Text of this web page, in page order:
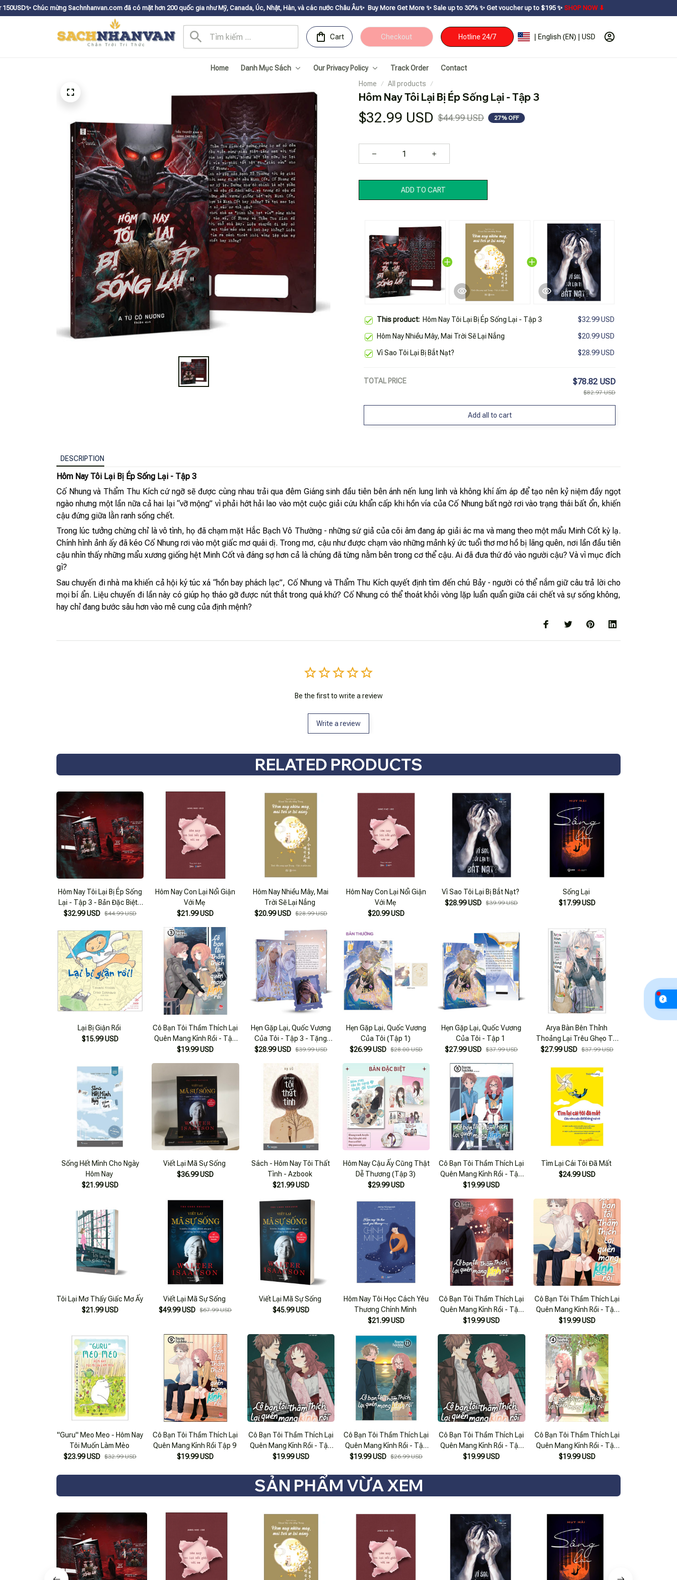
Sachnhanvan.com đã có mặt hơn 200 quốc gia như Mỹ, Canada, Úc, Nhật, Hàn, và các nước Châu Âu✨ Buy More Get Moreㅤ ✨ㅤ Sale up to 30% ㅤ✨ㅤ Get voucher up to $195ㅤ ✨ㅤSHOP NOW ⬇
Cart Checkout Hotline 24/7 | English (EN) | USD
Home Danh Mục Sách Our Privacy Policy Track Order
Contact
Home
All products
Hôm Nay Tôi Lại Bị Ép Sống Lại - Tập 3
$32.99 USD $44.99 USD 27% OFF
ADD TO CART
This product: Hôm Nay Tôi Lại Bị Ép Sống Lại - Tập 3 $32.99 USD
Hôm Nay Nhiều Mây, Mai Trời Sẽ Lại Nắng $20.99 USD
Vì Sao Tôi Lại Bị Bắt Nạt? $28.99 USD
TOTAL PRICE $78.82 USD
$82.97 USD
Add all to cart
DESCRIPTION
Hôm Nay Tôi Lại Bị Ép Sống Lại - Tập 3
Cố Nhung và Thẩm Thu Kích cứ ngỡ sẽ được cùng nhau trải qua đêm Giáng sinh đầu tiên bên ánh nến lung linh và không khí ấm áp để tạo nên kỷ niệm đầy ngọt
ngào nhưng một lần nữa cả hai lại “vỡ mộng” vì phải hớt hải lao vào một cuộc giải cứu khẩn cấp khi hồn vía của Cố Nhung bất ngờ rơi vào trạng thái bất ổn, khiến
cậu đứng giữa lằn ranh sống chết.
Trong lúc tưởng chừng chỉ là vô tình, họ đã chạm mặt Hắc Bạch Vô Thường - những sứ giả của cõi âm đang áp giải ác ma và mang theo một mẩu Minh Cốt kỳ lạ.
Chính hình ảnh ấy đã kéo Cố Nhung rơi vào một giấc mơ quái dị. Trong mơ, cậu như được chạm vào những mảnh ký ức tuổi thơ mơ hồ bị lãng quên, nơi lần đầu tiên
cậu nhìn thấy những mẩu xương giống hệt Minh Cốt và đáng sợ hơn cả là chúng đã từng nằm bên trong cơ thể cậu. Ai đã đưa thứ đó vào người cậu? Và vì mục đích
gì?
Sau chuyến đi nhà ma khiến cả hội ký túc xá “hồn bay phách lạc”, Cố Nhung và Thẩm Thu Kích quyết định tìm đến chú Bảy - người có thể nắm giữ câu trả lời cho
mọi bí ẩn. Liệu chuyến đi lần này có giúp họ tháo gỡ được nút thắt trong quá khứ? Cố Nhung có thể thoát khỏi vòng lặp luẩn quẩn giữa cái chết và sự sống không,
hay chỉ đang bước sâu hơn vào mê cung của định mệnh?
Be the first to write a review
Write a review
RELATED PRODUCTS
Hôm Nay Tôi Lại Bị Ép Sống
Lại - Tập 3 - Bản Đặc Biệt -
Tặng Kèm Lót Ly Giấy +
$32.99 USD $44.99 USD
Hôm Nay Con Lại Nổi Giận
Với Mẹ
$21.99 USD
Hôm Nay Nhiều Mây, Mai
Trời Sẽ Lại Nắng
$20.99 USD $28.99 USD
Hôm Nay Con Lại Nổi Giận
Với Mẹ
$20.99 USD
Vì Sao Tôi Lại Bị Bắt Nạt?
$28.99 USD
$39.99 USD
Sống Lại
$17.99 USD
Lại Bị Giận Rồi
$15.99 USD
Cô Bạn Tôi Thầm Thích Lại
Quên Mang Kính Rồi - Tập
3
$19.99 USD
Hẹn Gặp Lại, Quốc Vương
Của Tôi - Tập 3 - Tặng
Kèm Sticker Tem
$28.99 USD $39.99 USD
Hẹn Gặp Lại, Quốc Vương
Của Tôi (Tập 1)
$26.99 USD $28.00 USD
Hẹn Gặp Lại, Quốc Vương
Của Tôi - Tập 1
$27.99 USD
$37.99 USD
Arya Bàn Bên Thỉnh
Thoảng Lại Trêu Ghẹo Tôi
Bằng Tiếng Nga - Tập 3
$27.99 USD $37.99 USD
Sống Hết Mình Cho Ngày
Hôm Nay
$21.99 USD
Viết Lại Mã Sự Sống
$36.99 USD
Sách - Hôm Nay Tôi Thất
Tình - Azbook
$21.99 USD
Hôm Nay Cậu Ấy Cũng Thật
Dễ Thương (Tập 3)
$29.99 USD
Cô Bạn Tôi Thầm Thích Lại
Quên Mang Kính Rồi - Tập
5
$19.99 USD
Tìm Lại Cái Tôi Đã Mất
$24.99 USD
Tôi Lại Mơ Thấy Giấc Mơ Ấy
$21.99 USD
Viết Lại Mã Sự Sống
$49.99 USD
$67.99 USD
Viết Lại Mã Sự Sống
$45.99 USD
Hôm Nay Tôi Học Cách Yêu
Thương Chính Mình
$21.99 USD
Cô Bạn Tôi Thầm Thích Lại
Quên Mang Kính Rồi - Tập
8
$19.99 USD
Cô Bạn Tôi Thầm Thích Lại
Quên Mang Kính Rồi - Tập
9
$19.99 USD
"Guru" Meo Meo - Hôm Nay
Tôi Muốn Làm Mèo
$23.99 USD $32.99 USD
Cô Bạn Tôi Thầm Thích Lại
Quên Mang Kính Rồi Tập 9
$19.99 USD
Cô Bạn Tôi Thầm Thích Lại
Quên Mang Kính Rồi - Tập
10
$19.99 USD
Cô Bạn Tôi Thầm Thích Lại
Quên Mang Kính Rồi - Tập
11
$19.99 USD $26.99 USD
Cô Bạn Tôi Thầm Thích Lại
Quên Mang Kính Rồi - Tập
10
$19.99 USD
Cô Bạn Tôi Thầm Thích Lại
Quên Mang Kính Rồi - Tập
4
$19.99 USD
SẢN PHẨM VỪA XEM